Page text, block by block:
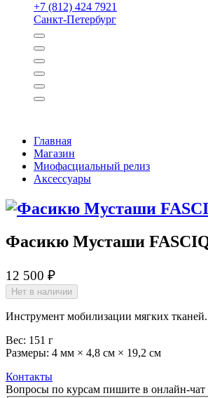
+7 (812) 424 7921
Санкт-Петербург
Главная
Магазин
Миофасциальный релиз
Аксессуары
Фасикю Мусташи
12 500 ₽
Нет в наличии
Инструмен­т мобилизации мягких
Вес: 151 г
Размеры: 4 мм × 4,8 см × 19,2 см
Контакты
Вопросы по курсам пишите в онлайн-